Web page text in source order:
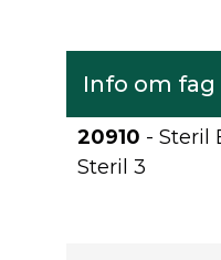
Info om fag
20910 - Steril
Steril 3